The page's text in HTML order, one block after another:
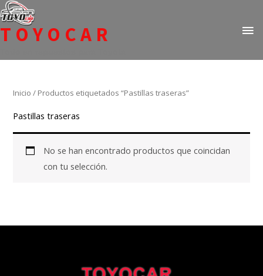
Ir
al
contenido
TOYOCAR
Inicio / Productos etiquetados “Pastillas traseras”
Pastillas traseras
No se han encontrado productos que coincidan
con tu selección.